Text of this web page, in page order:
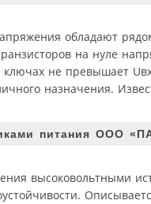
обладают
на нуле
не превышает
назначения.
питания ООО
высоковольтными